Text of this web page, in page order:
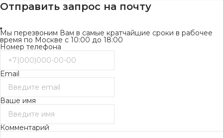
Отправить запрос на почту
Мы перезвоним Вам в самые кратчайшие сроки в рабочее
время по Москве с 10:00 до 18:00
Номер телефона
Email
Ваше имя
Комментарий